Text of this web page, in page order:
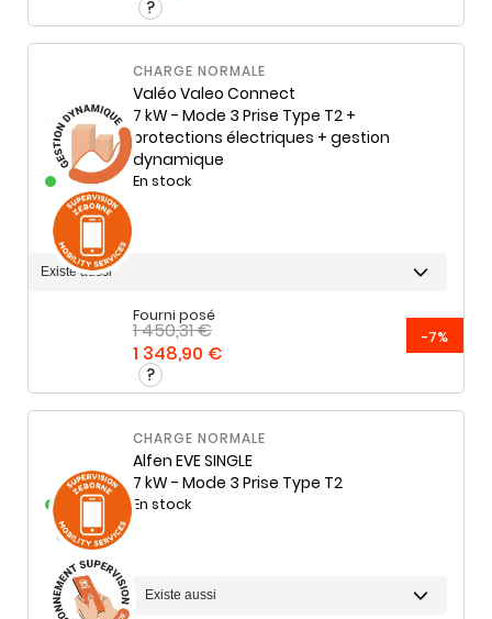
CHARGE NORMALE
Valéo Valeo Connect
7 kW - Mode 3 Prise Type T2 +
protections électriques + gestion
dynamique
En stock
Fourni posé
1 450,31 €
1 348,90 €
-7%
CHARGE NORMALE
Alfen EVE SINGLE
7 kW - Mode 3 Prise Type T2
En stock